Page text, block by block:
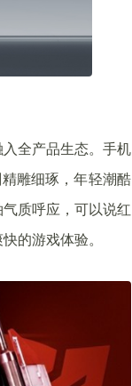
全产品生态。手机
雕细琢，年轻潮酷
质呼应，可以说红
的游戏体验。